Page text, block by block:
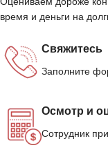
время и деньги на
Свяжитесь
Заполните
Осмотр и
Сотрудник